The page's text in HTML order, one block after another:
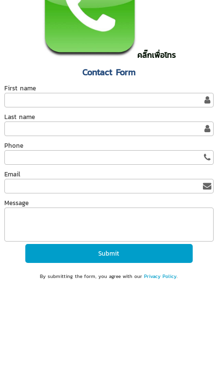
คลิ๊กเพื่อโทร
Contact Form
First name
Last name
Phone
Email
Message
By submitting the form, you agree with ourPrivacy Policy.